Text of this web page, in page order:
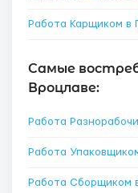
Работа Карщиком в
Самые
Вроцлаве:
Работа
Работа
Работа Сборщиком